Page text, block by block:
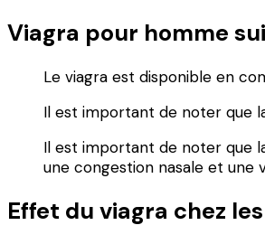
Viagra pour homme
Le viagra est disponible en
Il est important de noter que
Il est important de noter que
une congestion nasale et une
Effet du viagra chez